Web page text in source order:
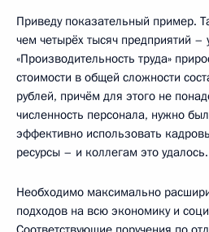
Приведу показательный пример.
чем четырёх тысяч предприятий –
«Производительность труда»
стоимости в общей сложности
рублей, причём для этого не
численность персонала, нужно
эффективно использовать
ресурсы – и коллегам это удалось.
Необходимо максимально
подходов на всю экономику и